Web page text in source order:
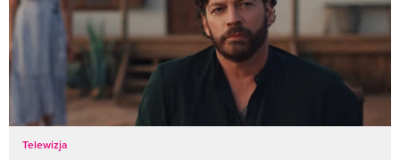
Telewizja